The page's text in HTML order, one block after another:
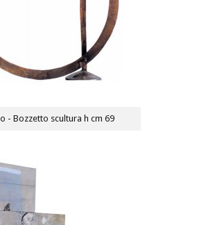
- Bozzetto scultura h cm 69